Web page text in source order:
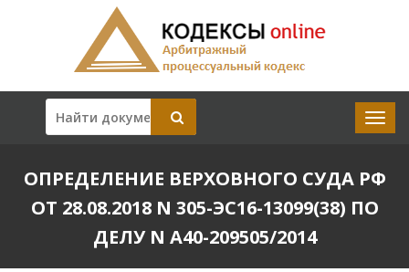
ОПРЕДЕЛЕНИЕ ВЕРХОВНОГО СУДА РФ
ОТ 28.08.2018 N 305-ЭС16-13099(38) ПО
ДЕЛУ N А40-209505/2014